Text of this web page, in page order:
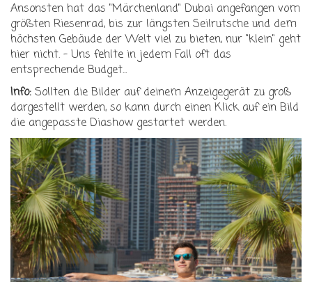
Ansonsten hat das "Märchenland" Dubai angefangen vom
größten Riesenrad, bis zur längsten Seilrutsche und dem
höchsten Gebäude der Welt viel zu bieten, nur "klein" geht
hier nicht. - Uns fehlte in jedem Fall oft das
entsprechende Budget...
Info: Sollten die Bilder auf deinem Anzeigegerät zu groß
dargestellt werden, so kann durch einen Klick auf ein Bild
die angepasste Diashow gestartet werden.